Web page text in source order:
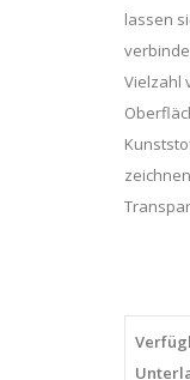
lassen
Vielzahl